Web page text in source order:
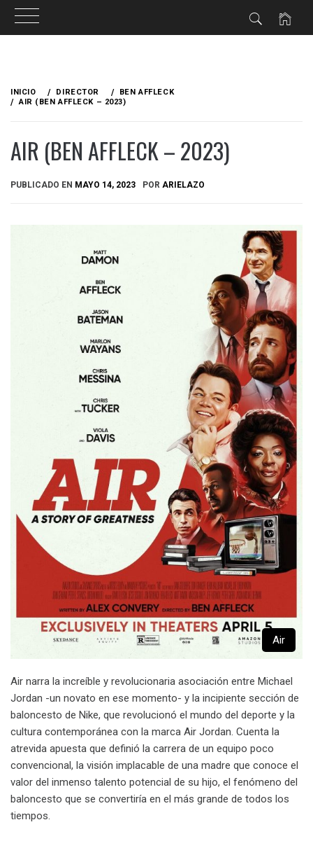
contenido
INICIO DIRECTOR
BEN AFFLECK
AIR (BEN AFFLECK – 2023)
AIR (BEN AFFLECK – 2023)
PUBLICADO EN MAYO 14, 2023 POR ARIELAZO
Air
Air narra la increíble y revolucionaria asociación entre Michael
Jordan -un novato en ese momento- y la incipiente sección de
baloncesto de Nike, que revolucionó el mundo del deporte y la
cultura contemporánea con la marca Air Jordan. Cuenta la
atrevida apuesta que definió la carrera de un equipo poco
convencional, la visión implacable de una madre que conoce el
valor del inmenso talento potencial de su hijo, el fenómeno del
baloncesto que se convertiría en el más grande de todos los
tiempos.